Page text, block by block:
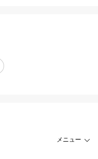
メニュー